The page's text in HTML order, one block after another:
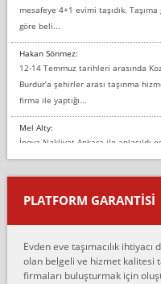
mesafeye 4+1 evimi taşıdık.
göre beli...
Hakan Sönmez:
12-14 Temmuz tarihleri arasında
Burdur’a şehirler arası taşınma
firma ile yaptığı...
Mel Alty:
İnova Nakliyat Ankara ile anlaşıldı
Salon duvarına bir baktım birisi
yapıştırm...
Murat:
çalıştıklarını, müş...
Ahmet:
PLATFORM GARANTİSİ
Evden eve taşımacılık
olan belgeli ve hizmet kalitesi
firmaları buluşturmak için